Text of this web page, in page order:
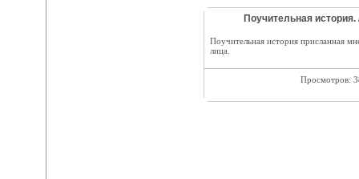
Поучительная история.
Поучительная история присланная
лица.
Просмотров: